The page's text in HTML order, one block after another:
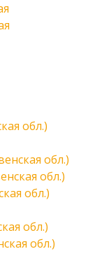
обл.)
обл.)
обл.)
обл.)
обл.)
обл.)